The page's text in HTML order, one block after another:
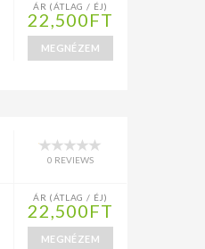
ÁR (ÁTLAG / ÉJ)
22,500FT
MEGNÉZEM
0 REVIEWS
ÁR (ÁTLAG / ÉJ)
22,500FT
MEGNÉZEM